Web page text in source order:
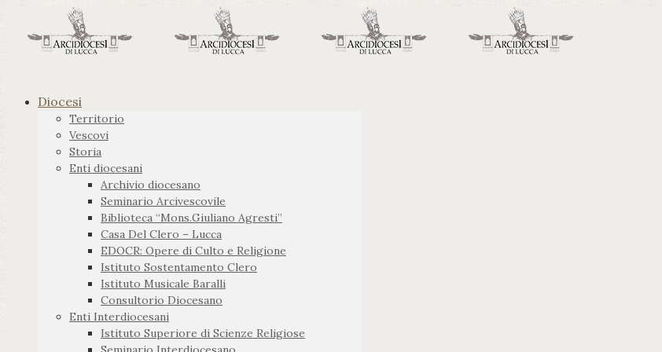
Diocesi
Territorio
Vescovi
Storia
Enti diocesani
Archivio diocesano
Seminario Arcivescovile
Biblioteca “Mons.Giuliano Agresti”
Casa Del Clero – Lucca
EDOCR: Opere di Culto e Religione
Istituto Sostentamento Clero
Istituto Musicale Baralli
Consultorio Diocesano
Enti Interdiocesani
Istituto Superiore di Scienze Religiose